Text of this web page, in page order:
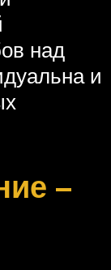
над
и
–